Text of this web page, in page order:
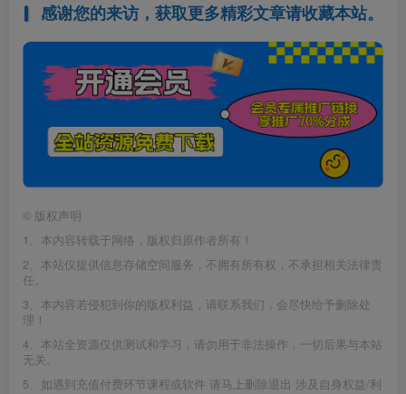
感谢您的来访，获取更多精彩文章请收藏本站。
© 版权声明
1、本内容转载于网络，版权归原作者所有！
2、本站仅提供信息存储空间服务，不拥有所有权，不承担相关法律责
任。
3、本内容若侵犯到你的版权利益，请联系我们，会尽快给予删除处
理！
4、本站全资源仅供测试和学习，请勿用于非法操作，一切后果与本站
无关。
5、如遇到充值付费环节课程或软件 请马上删除退出 涉及自身权益/利